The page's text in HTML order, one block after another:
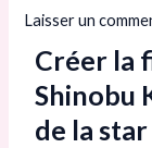
Laisser un
Créer la
Shinobu
de la